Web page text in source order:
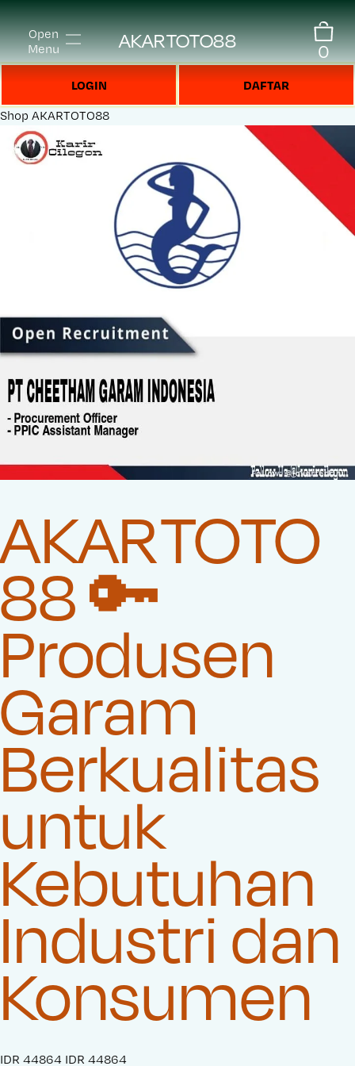
Open
Menu
AKARTOTO88 0
LOGIN DAFTAR
Shop AKARTOTO88
AKARTOTO
88 🔑
Produsen
Garam
Berkualitas
untuk
Kebutuhan
Industri dan
Konsumen
S
IDR 44864 O
IDR 44864